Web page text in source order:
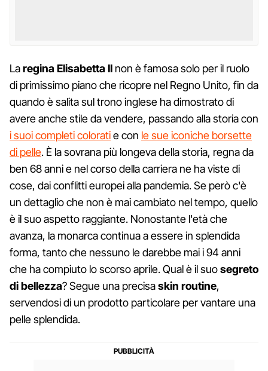
Laregina Elisabetta II non è famosa solo per il ruolo
di primissimo piano che ricopre nel Regno Unito, fin da
quando è salita sul trono inglese ha dimostrato di
avere anche stile da vendere, passando alla storia con
i suoi completi coloratie con le sue iconiche borsette
di pelle. È la sovrana più longeva della storia, regna da
ben 68 anni e nel corso della carriera ne ha viste di
cose, dai conflitti europei alla pandemia. Se però c'è
un dettaglio che non è mai cambiato nel tempo, quello
è il suo aspetto raggiante. Nonostante l'età che
avanza, la monarca continua a essere in splendida
forma, tanto che nessuno le darebbe mai i 94 anni
che ha compiuto lo scorso aprile. Qual è il suosegreto
di bellezza? Segue una precisaskin routine,
servendosi di un prodotto particolare per vantare una
pelle splendida.